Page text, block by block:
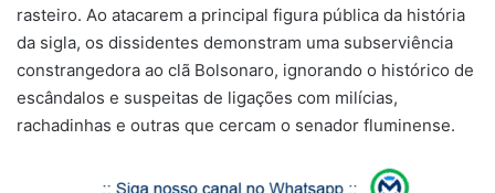
rasteiro. Ao atacarem a principal figura pública da história
da sigla, os dissidentes demonstram uma subserviência
constrangedora ao clã Bolsonaro, ignorando o histórico de
escândalos e suspeitas de ligações com milícias,
rachadinhas e outras que cercam o senador fluminense.